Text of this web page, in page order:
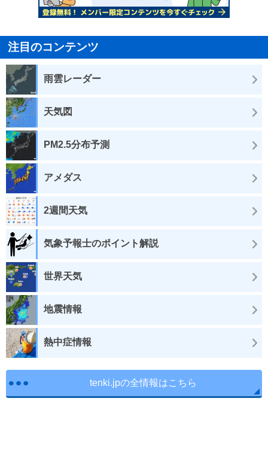
注目のコンテンツ
雨雲レーダー
天気図
PM2.5分布予測
アメダス
2週間天気
気象予報士のポイント解説
世界天気
地震情報
熱中症情報
tenki.jpの全情報はこちら